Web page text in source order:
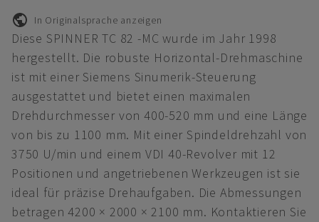
In Originalsprache anzeigen
Diese SPINNER TC 82 -MC wurde im Jahr 1998
hergestellt. Die robuste Horizontal-Drehmaschine
ist mit einer Siemens Sinumerik-Steuerung
ausgestattet und bietet einen maximalen
Drehdurchmesser von 400-520 mm und eine Länge
von bis zu 1100 mm. Mit einer Spindeldrehzahl von
3750 U/min und einem VDI 40-Revolver mit 12
Positionen und angetriebenen Werkzeugen ist sie
ideal für präzise Drehaufgaben. Die Abmessungen
betragen 4200 × 2000 × 2100 mm. Kontaktieren Sie